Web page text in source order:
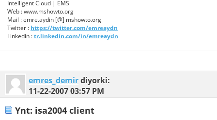
Intelligent Cloud | EMS
Web : www.mshowto.org
Mail : emre.aydin [@] mshowto.org
Twitter : https://twitter.com/emreaydn
Linkedin :tr.linkedin.com/in/emreaydn
emres_demirdiyorki:
11-22-200703:57 PM
Ynt: isa2004 client